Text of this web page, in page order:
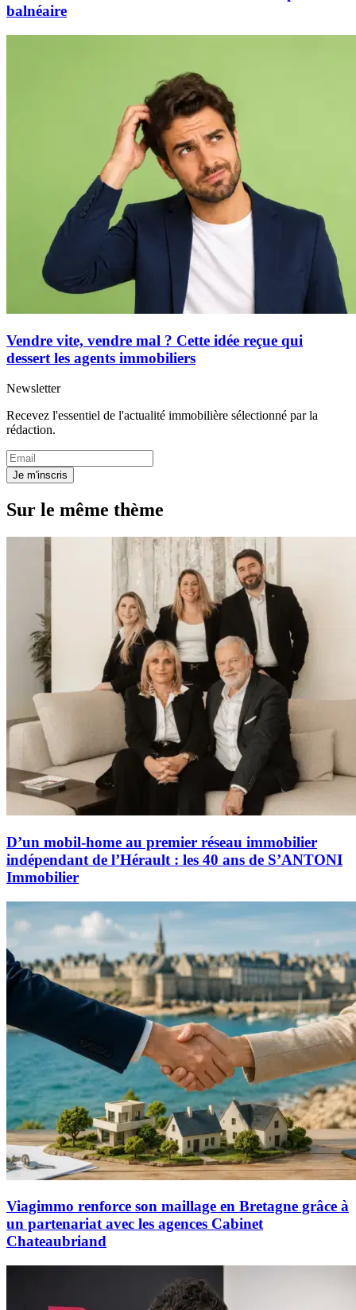
balnéaire
Vendre vite, vendre mal ? Cette idée reçue qui
dessert les agents immobiliers
Newsletter
Recevez l'essentiel de l'actualité immobilière sélectionné par la
rédaction.
Je m'inscris
Sur le même thème
D’un mobil-home au premier réseau immobilier
indépendant de l’Hérault : les 40 ans de S’ANTONI
Immobilier
Viagimmo renforce son maillage en Bretagne grâce à
un partenariat avec les agences Cabinet
Chateaubriand